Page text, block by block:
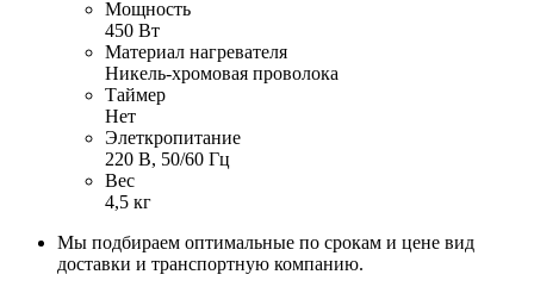
Мощность
450 Вт
Материал нагревателя
Никель-хромовая проволока
Таймер
Нет
Элеткропитание
220 В, 50/60 Гц
Вес
4,5 кг
Мы подбираем оптимальные по срокам и цене вид
доставки и транспортную компанию.